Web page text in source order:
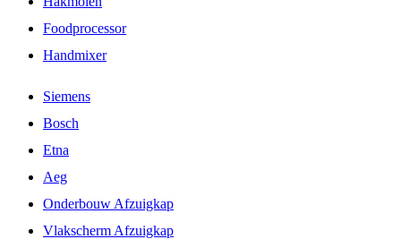
Foodprocessor
Handmixer
Siemens
Bosch
Etna
Aeg
Onderbouw Afzuigkap
Vlakscherm Afzuigkap